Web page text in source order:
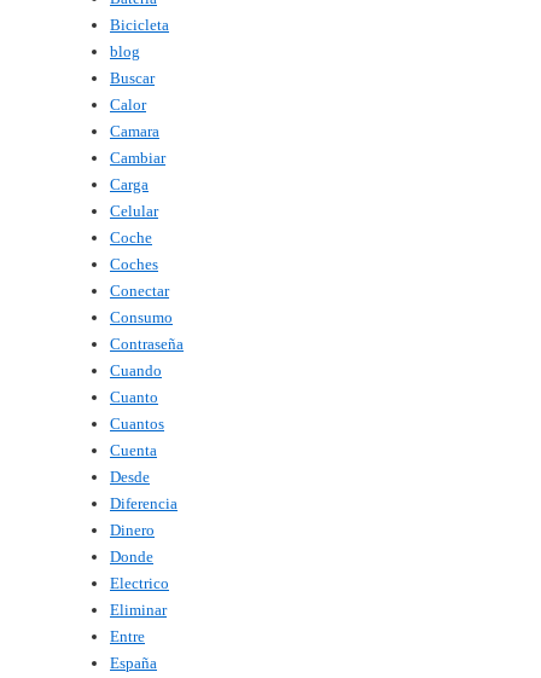
Bicicleta
blog
Buscar
Calor
Camara
Cambiar
Carga
Celular
Coche
Coches
Conectar
Consumo
Contraseña
Cuando
Cuanto
Cuantos
Cuenta
Desde
Diferencia
Dinero
Donde
Electrico
Eliminar
Entre
España